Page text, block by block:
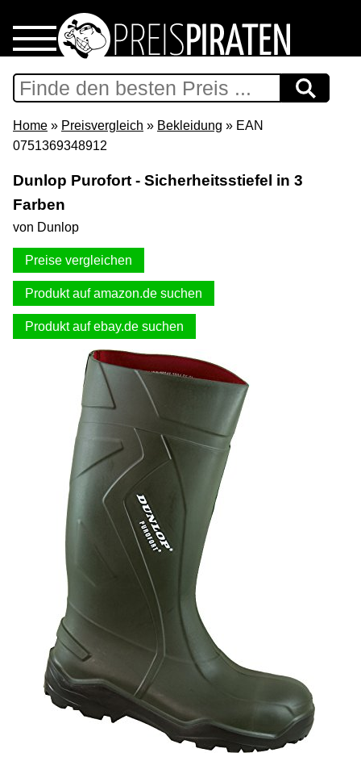
Home
Download
Support & Newsletter
Presse
Datenschutz
Impressum
Home » Preisvergleich » Bekleidung » EAN
0751369348912
Dunlop Purofort - Sicherheitsstiefel in 3
Farben
von Dunlop
Preise vergleichen
Produkt auf amazon.de suchen
Produkt auf ebay.de suchen